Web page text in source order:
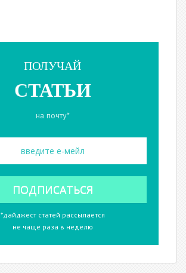
ПОЛУЧАЙ
СТАТЬИ
на почту*
*дайджест статей рассылается
не чаще раза в неделю